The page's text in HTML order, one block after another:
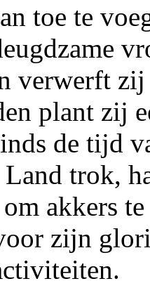
toe te
verwerft
plant zij
de tijd
trok,
akkers
zijn